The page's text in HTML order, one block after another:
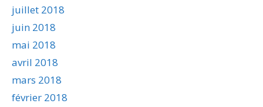
juillet 2018
juin 2018
mai 2018
avril 2018
mars 2018
février 2018